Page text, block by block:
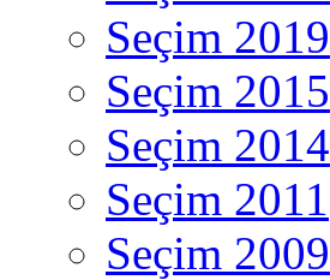
Seçim 2019
Seçim 2015
Seçim 2014
Seçim 2011
Seçim 2009